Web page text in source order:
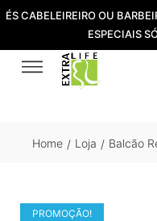
ÉS CABELEIREIRO OU
ESPECIAIS
Home / Loja / Balcão
PROMOÇÃO!